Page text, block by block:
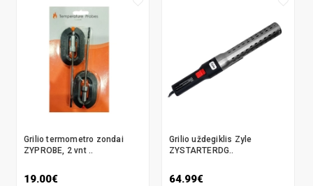
Grilio termometro zondai
ZYPROBE, 2 vnt ..
19.00€
Grilio uždegiklis Zyle
ZYSTARTERDG..
64.99€